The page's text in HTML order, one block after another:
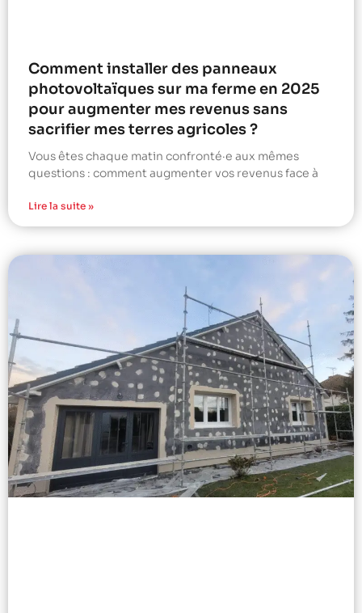
Comment installer des panneaux
photovoltaïques sur ma ferme en 2025
pour augmenter mes revenus sans
sacrifier mes terres agricoles ?
Vous êtes chaque matin confronté·e aux mêmes
questions : comment augmenter vos revenus face à
Lire la suite »